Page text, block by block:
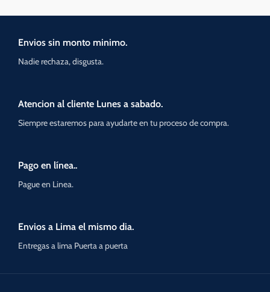
Envios sin monto minimo.
Nadie rechaza, disgusta.
Atencion al cliente Lunes a sabado.
Siempre estaremos para ayudarte en tu proceso de compra.
Pago en línea..
Pague en Linea.
Envios a Lima el mismo dia.
Entregas a lima Puerta a puerta